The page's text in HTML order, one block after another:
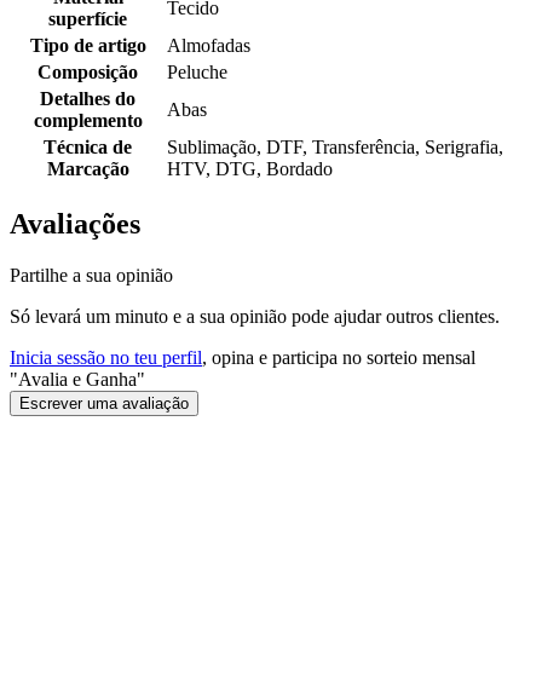
superfície
Tecido
Tipo de artigo
Almofadas
Composição
Peluche
Detalhes do
complemento
Abas
Técnica de
Marcação
Sublimação, DTF, Transferência, Serigrafia,
HTV, DTG, Bordado
Avaliações
Partilhe a sua opinião
Só levará um minuto e a sua opinião pode ajudar outros clientes.
Inicia sessão no teu perfil, opina e participa no sorteio mensal
"Avalia e Ganha"
Escrever uma avaliação